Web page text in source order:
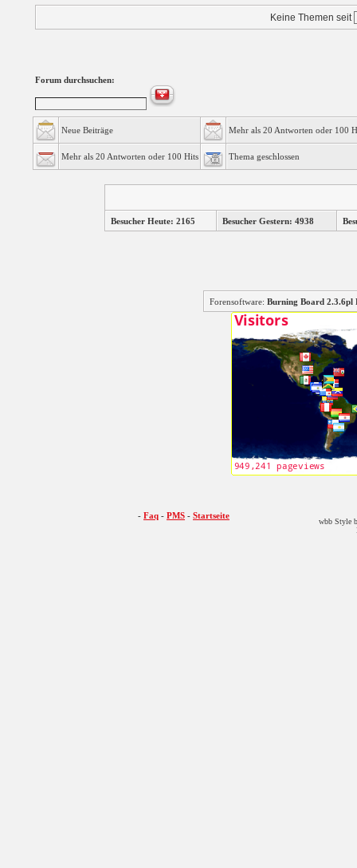
Keine Themen seit
Forum durchsuchen:
Neue Beiträge Mehr als 20 Antworten oder 100
Mehr als 20 Antworten oder 100 Hits Thema geschlossen
Besucher Heute: 2165 Besucher Gestern: 4938
Forensoftware: Burning Board
- Faq - PMS - Startseite
wbb Style